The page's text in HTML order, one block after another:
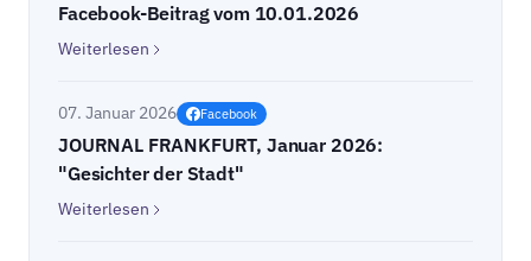
Facebook-Beitrag vom 10.01.2026
Weiterlesen
07. Januar 2026 Facebook
JOURNAL FRANKFURT, Januar 2026:
"Gesichter der Stadt"
Weiterlesen